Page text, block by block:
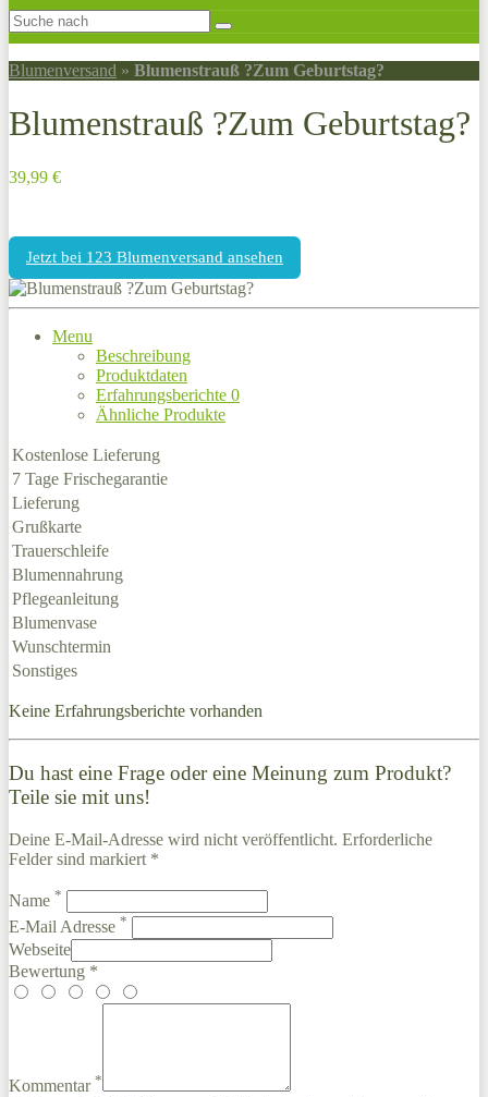
Blumenversand » Blumenstrauß ?Zum Geburtstag?
Blumenstrauß ?Zum Geburtstag?
39,99 €
Jetzt bei 123 Blumenversand ansehen
Menu
Beschreibung
Produktdaten
Erfahrungsberichte 0
Ähnliche Produkte
Kostenlose Lieferung
7 Tage Frischegarantie
Lieferung
Grußkarte
Trauerschleife
Blumennahrung
Pflegeanleitung
Blumenvase
Wunschtermin
Sonstiges
Keine Erfahrungsberichte vorhanden
Du hast eine Frage oder eine Meinung zum Produkt?
Teile sie mit uns!
Deine E-Mail-Adresse wird nicht veröffentlicht. Erforderliche
Felder sind markiert *
Name *
E-Mail Adresse *
Webseite
Bewertung *
Kommentar *